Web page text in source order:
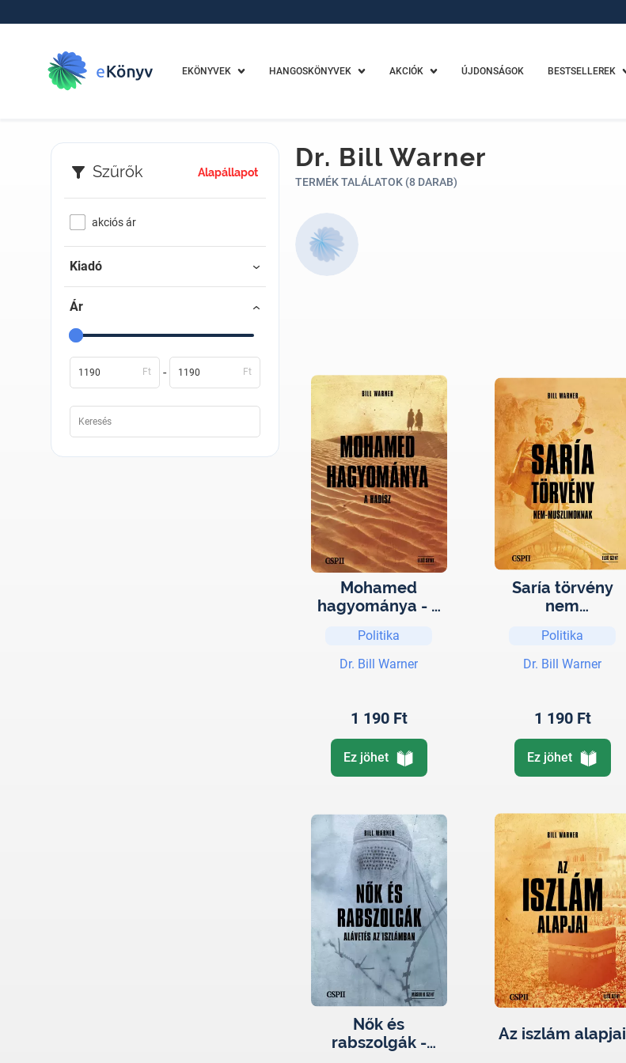
EKÖNYVEK HANGOSKÖNYVEK AKCIÓK ÚJDONSÁGOK BESTSELLEREK
Szűrők Alapállapot
akciós ár
Kiadó
Ár
Ft - Ft
Dr. Bill Warner
TERMÉK TALÁLATOK (8 DARAB)
Mohamed
hagyománya - a
Politika
Dr. Bill Warner
1 190 Ft
Ez jöhet
Saría törvény
nem
Politika
Dr. Bill Warner
1 190 Ft
Ez jöhet
Nők és
rabszolgák -
Az iszlám alapjai